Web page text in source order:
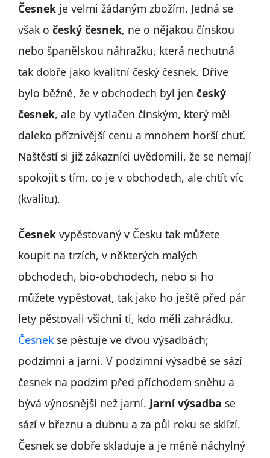
Česnek je velmi žádaným zbožím. Jedná se
však o český česnek, ne o nějakou čínskou
nebo španělskou náhražku, která nechutná
tak dobře jako kvalitní český česnek. Dříve
bylo běžné, že v obchodech byl jen český
česnek, ale by vytlačen čínským, který měl
daleko příznivější cenu a mnohem horší chuť.
Naštěstí si již zákazníci uvědomili, že se nemají
spokojit s tím, co je v obchodech, ale chtít víc
(kvalitu).
Česnek vypěstovaný v Česku tak můžete
koupit na trzích, v některých malých
obchodech, bio-obchodech, nebo si ho
můžete vypěstovat, tak jako ho ještě před pár
lety pěstovali všichni ti, kdo měli zahrádku.
Česnek se pěstuje ve dvou výsadbách;
podzimní a jarní. V podzimní výsadbě se sází
česnek na podzim před příchodem sněhu a
bývá výnosnější než jarní. Jarní výsadba se
sází v březnu a dubnu a za půl roku se sklízí.
Česnek se dobře skladuje a je méně náchylný